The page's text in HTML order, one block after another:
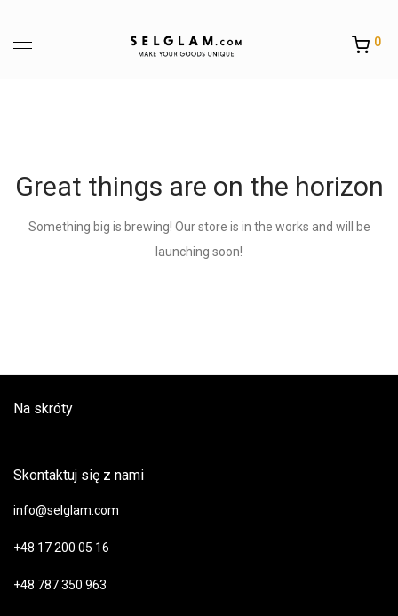
0
Great things are on the horizon
Something big is brewing! Our store is in the works and will be
launching soon!
Na skróty
Skontaktuj się z nami
info@selglam.com
+48 17 200 05 16
+48 787 350 963